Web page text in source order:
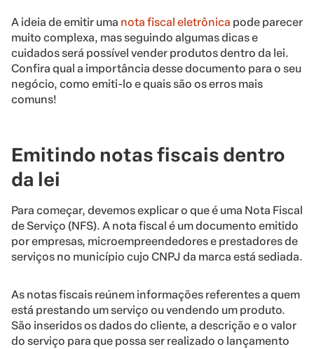
A ideia de emitir uma nota fiscal eletrônica pode parecer
muito complexa, mas seguindo algumas dicas e
cuidados será possível vender produtos dentro da lei.
Confira qual a importância desse documento para o seu
negócio, como emiti-lo e quais são os erros mais
comuns!
Emitindo notas fiscais dentro
da lei
Para começar, devemos explicar o que é uma Nota Fiscal
de Serviço (NFS). A nota fiscal é um documento emitido
por empresas, microempreendedores e prestadores de
serviços no município cujo CNPJ da marca está sediada.
As notas fiscais reúnem informações referentes a quem
está prestando um serviço ou vendendo um produto.
São inseridos os dados do cliente, a descrição e o valor
do serviço para que possa ser realizado o lançamento